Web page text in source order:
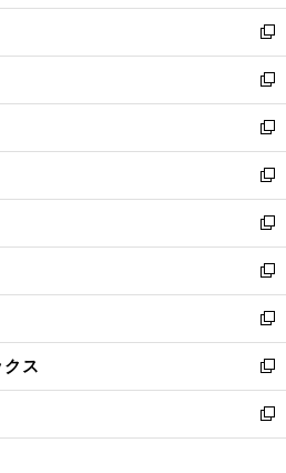
ウ
ィ
ン
ド
ウ
で
開
く
し
い
ウ
ィ
ン
ド
ウ
で
開
く
新
し
い
ウ
ィ
ン
ド
ウ
で
開
く
新
し
い
ウ
ィ
ン
ド
ウ
で
開
く
新
し
い
ウ
ィ
ン
ド
ウ
で
開
く
新
し
い
ウ
ィ
ン
ド
ウ
で
開
く
新
し
い
ウ
ィ
ン
ド
ウ
で
開
新
し
い
ウ
ィ
ン
ド
ウ
新
し
い
ウ
ィ
ン
ス
新
し
い
ウ
新
し